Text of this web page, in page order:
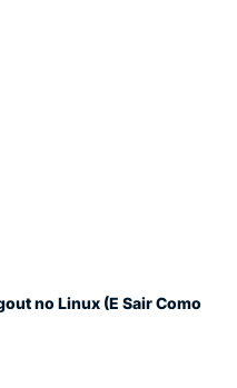
no Linux (E Sair Como